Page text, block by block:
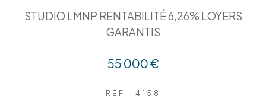
STUDIO LMNP RENTABILITÉ 6,26% LOYERS
GARANTIS
55 000 €
REF : 4158